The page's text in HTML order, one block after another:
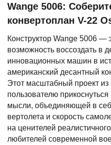
Wange 5006:
конвертоплан V-22
Конструктор Wange 5006 —
возможность воссоздать в
инновационных машин в
американский десантный
Этот масштабный проект
пользователю
мысли, объединяющей в
вертолета и скорость
на ценителей
любителей современной